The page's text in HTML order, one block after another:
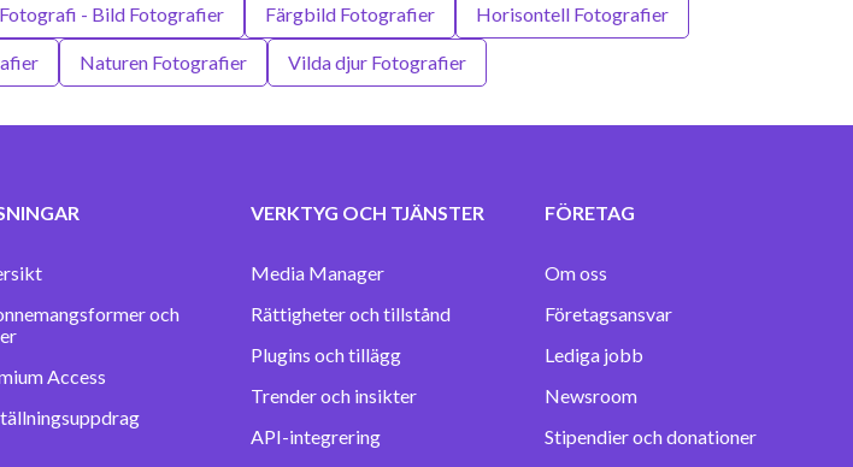
Fotografi - Bild Fotografier Färgbild Fotografier Horisontell Fotografier
Naturen Fotografier Vilda djur Fotografier
och
Access
VERKTYG OCH TJÄNSTER
Media Manager
Rättigheter och tillstånd
Trender och insikter
API-integrering
FÖRETAG
Om oss
Företagsansvar
Lediga jobb
Newsroom
Stipendier och donationer